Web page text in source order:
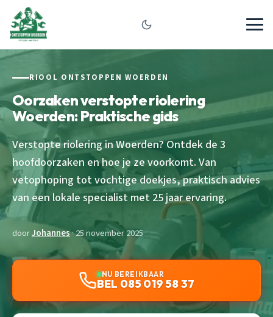
RIOOL ONTSTOPPEN WOERDEN
Oorzaken verstopte riolering
Woerden: Praktische gids
Verstopte riolering in Woerden? Ontdek de 3
hoofdoorzaken en hoe je ze voorkomt. Van
vetophoping tot vochtige doekjes, praktisch advies
van een lokale specialist met 25 jaar ervaring.
doorJohannes· 25 november 2025
NU BEREIKBAAR
BEL 085 019 58 37